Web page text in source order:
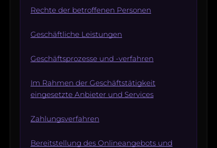
Rechte der betroffenen Personen
Geschäftliche Leistungen
Geschäftsprozesse und -verfahren
Im Rahmen der Geschäftstätigkeit
eingesetzte Anbieter und Services
Zahlungsverfahren
Bereitstellung des Onlineangebots und